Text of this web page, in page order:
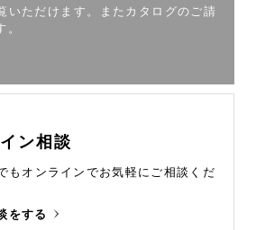
いただけます。
またカタログのご請
ン相談
もオンラインでお気軽にご相談くだ
をする